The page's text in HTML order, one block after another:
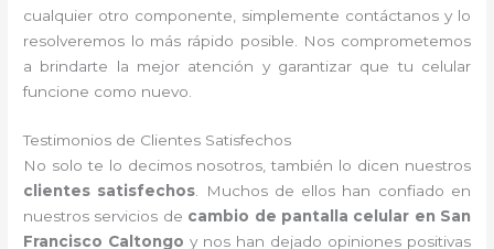
cualquier otro componente, simplemente contáctanos y lo
resolveremos lo más rápido posible. Nos comprometemos
a brindarte la mejor atención y garantizar que tu celular
funcione como nuevo.
Testimonios de Clientes Satisfechos
No solo te lo decimos nosotros, también lo dicen nuestros
clientes satisfechos. Muchos de ellos han confiado en
nuestros servicios de cambio de pantalla celular en San
Francisco Caltongo y nos han dejado opiniones positivas